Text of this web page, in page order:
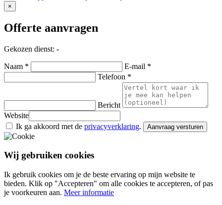
×
Offerte aanvragen
Gekozen dienst: -
Naam *
E-mail *
Telefoon *
Bericht
Website
Ik ga akkoord met de privacyverklaring. Aanvraag versturen
Wij gebruiken cookies
Ik gebruik cookies om je de beste ervaring op mijn website te
bieden. Klik op "Accepteren" om alle cookies te accepteren, of pas
je voorkeuren aan. Meer informatie